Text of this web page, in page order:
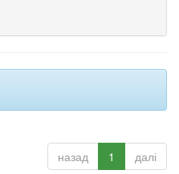
назад 1 далі